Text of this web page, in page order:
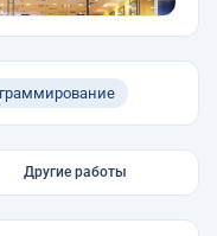
Другие работы